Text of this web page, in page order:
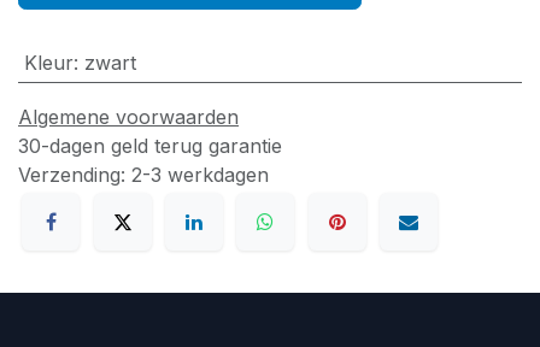
Kleur: zwart
Algemene voorwaarden
30-dagen geld terug garantie
Verzending: 2-3 werkdagen